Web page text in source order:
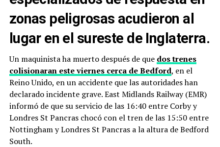
zonas peligrosas acudieron al
lugar en el sureste de Inglaterra.
Un maquinista ha muerto después de que dos trenes
colisionaran este viernes cerca de Bedford, en el
Reino Unido, en un accidente que las autoridades han
declarado incidente grave. East Midlands Railway (EMR)
informó de que su servicio de las 16:40 entre Corby y
Londres St Pancras chocó con el tren de las 15:50 entre
Nottingham y Londres St Pancras a la altura de Bedford
South.